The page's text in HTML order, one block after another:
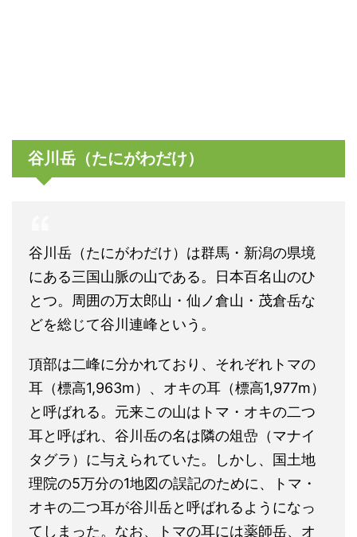
谷川岳（たにがわだけ）
谷川岳（たにがわだけ）は群馬・新潟の県境
にある三国山脈の山である。日本百名山のひ
とつ。周囲の万太郎山・仙ノ倉山・茂倉岳な
どを総じて谷川連峰という。
頂部は二峰に分かれており、それぞれトマの
耳（標高1,963m）、オキの耳（標高1,977m）
と呼ばれる。元来この山はトマ・オキの二つ
耳と呼ばれ、谷川岳の名は隣の俎嵒（マナイ
タグラ）に与えられていた。しかし、国土地
理院の5万分の1地図の誤記のために、トマ・
オキの二つ耳が谷川岳と呼ばれるようになっ
てしまった。なお、トマの耳には薬師岳、オ